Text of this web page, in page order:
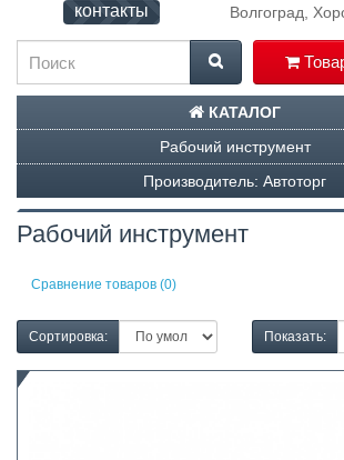
контакты
Волгоград,
КАТАЛОГ
Рабочий инструмент
Производитель: Автоторг
Рабочий инструмент
Сравнение товаров (0)
Сортировка: Показать: